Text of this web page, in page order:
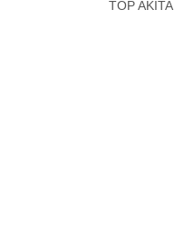
TOP AKITA